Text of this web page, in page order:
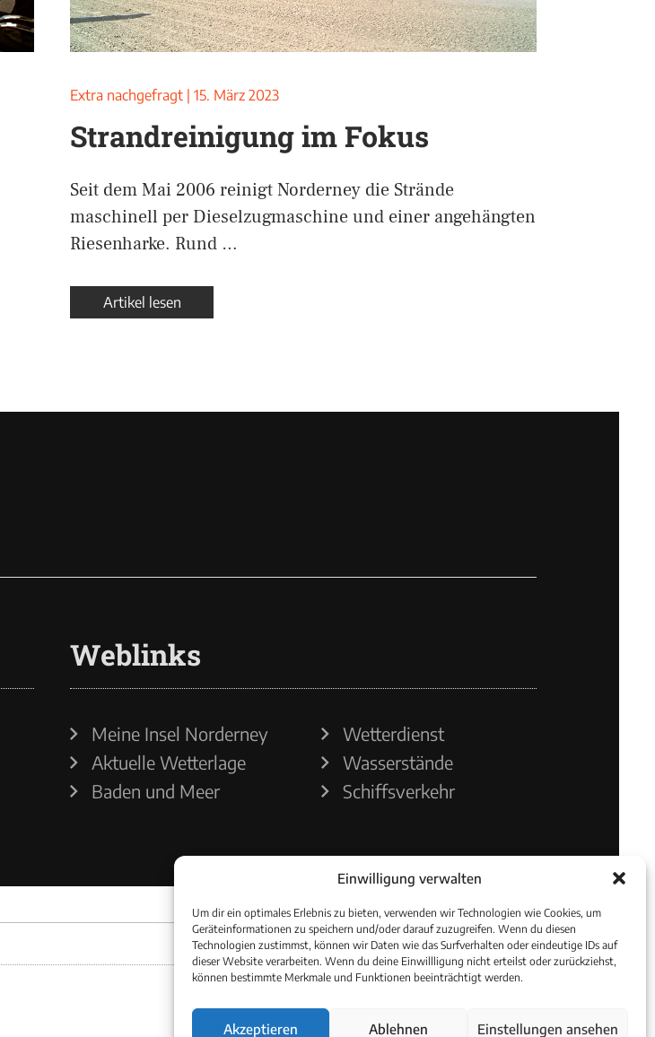
Einwilligung verwalten
Um dir ein optimales Erlebnis zu bieten, verwenden wir Technologien wie Cookies, um
Geräteinformationen zu speichern und/oder darauf zuzugreifen. Wenn du diesen
Technologien zustimmst, können wir Daten wie das Surfverhalten oder eindeutige IDs auf
dieser Website verarbeiten. Wenn du deine Einwillligung nicht erteilst oder zurückziehst,
können bestimmte Merkmale und Funktionen beeinträchtigt werden.
Akzeptieren Ablehnen Einstellungen ansehen
Extra nachgefragt 15. März 2023
Strandreinigung im Fokus
Seit dem Mai 2006 reinigt Norderney die Strände
maschinell per Dieselzugmaschine und einer angehängten
Riesenharke. Rund …
Artikel lesen
Weblinks
Meine Insel Norderney
Aktuelle Wetterlage
Baden und Meer
Wetterdienst
Wasserstände
Schiffsverkehr